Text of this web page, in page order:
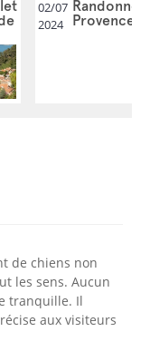
02/07
2024
Provence
de chiens non
les sens. Aucun
tranquille. Il
aux visiteurs